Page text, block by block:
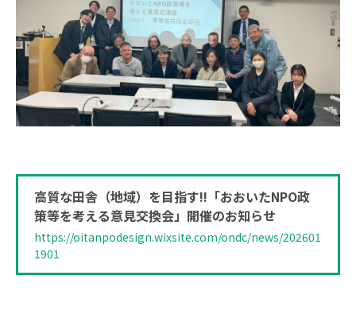
高質な田舎（地域）を目指す!!「おおいたNPO政
策等を考える意見交換会」開催のお知らせ
https://oitanpodesign.wixsite.com/ondc/news/202601
1901